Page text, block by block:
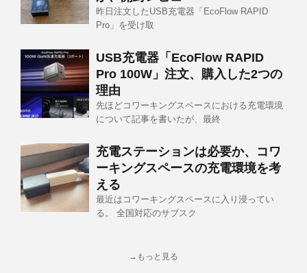
昨日注文したUSB充電器「EcoFlow RAPID
Pro」を受け取
USB充電器「EcoFlow RAPID
Pro 100W」注文、購入した2つの
理由
先ほどコワーキングスペースにおける充電環境
について記事を書いたが、最終
充電ステーションは必要か、コワ
ーキングスペースの充電環境を考
える
最近はコワーキングスペースに入り浸ってい
る。 全国対応のサブスク
→もっと見る